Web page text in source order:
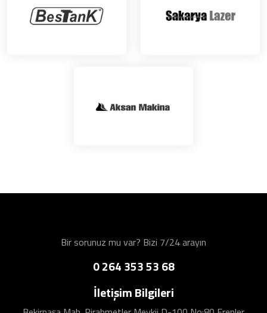
Bir sorunuz mu var? Bizi 7/24 arayın
0 264 353 53 68
İletişim Bilgileri